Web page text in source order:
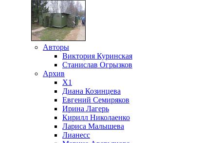
Авторы
Виктория Куринская
Станислав Огрызков
Архив
X1
Диана Козинцева
Евгений Семиряков
Ирина Лагерь
Кирилл Николаенко
Лариса Малышева
Лианесс